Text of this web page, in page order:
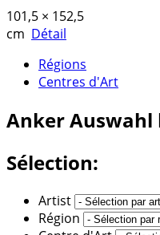
101,5 × 152,5
cm Détail
Régions
Centres d'Art
AnkerAuswahl
Sélection:
Artist
Région